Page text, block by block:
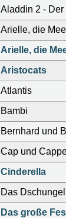
Aladdin 2 -
Arielle, die
Arielle, die
Aristocats
Atlantis
Bambi
Bernhard und
Cap und
Cinderella
Das
Das große